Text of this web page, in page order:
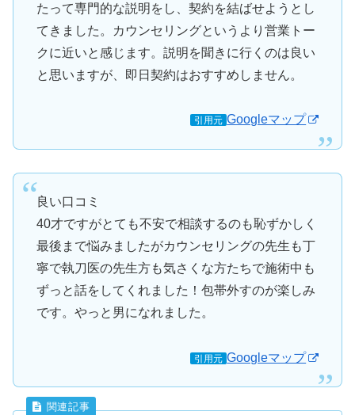
たって専門的な説明をし、契約を結ばせようとし
てきました。カウンセリングというより営業トー
クに近いと感じます。説明を聞きに行くのは良い
と思いますが、即日契約はおすすめしません。
引用元 Googleマップ
良い口コミ
40才ですがとても不安で相談するのも恥ずかしく
最後まで悩みましたがカウンセリングの先生も丁
寧で執刀医の先生方も気さくな方たちで施術中も
ずっと話をしてくれました！包帯外すのが楽しみ
です。やっと男になれました。
引用元 Googleマップ